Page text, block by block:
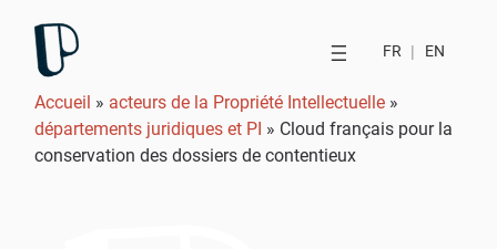
FR | EN
Accueil » acteurs de la Propriété Intellectuelle »
départements juridiques et PI » Cloud français pour la
conservation des dossiers de contentieux